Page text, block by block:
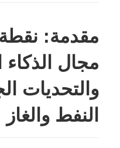
مقدمة:
مجال
والتحديات
النفط والغاز